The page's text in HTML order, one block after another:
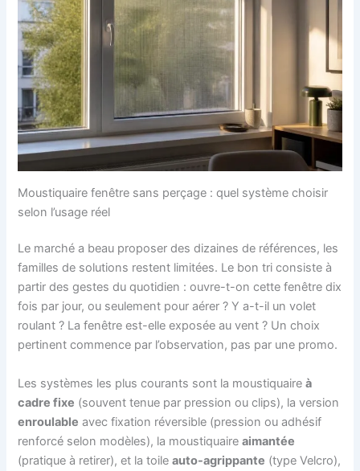
Moustiquaire fenêtre sans perçage : quel système choisir
selon l’usage réel
Le marché a beau proposer des dizaines de références, les
familles de solutions restent limitées. Le bon tri consiste à
partir des gestes du quotidien : ouvre-t-on cette fenêtre dix
fois par jour, ou seulement pour aérer ? Y a-t-il un volet
roulant ? La fenêtre est-elle exposée au vent ? Un choix
pertinent commence par l’observation, pas par une promo.
Les systèmes les plus courants sont la moustiquaireà
cadre fixe (souvent tenue par pression ou clips), la version
enroulable avec fixation réversible (pression ou adhésif
renforcé selon modèles), la moustiquaireaimantée
(pratique à retirer), et la toileauto-agrippante (type Velcro),